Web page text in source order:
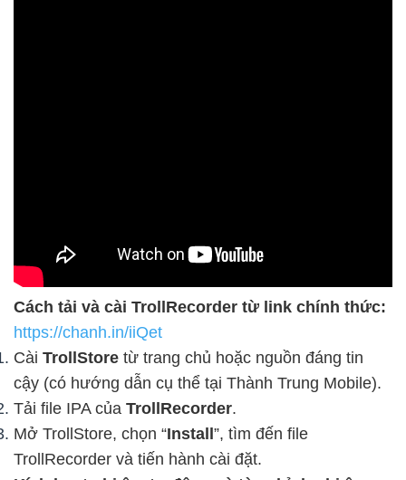
Cách tải và cài TrollRecorder từ link chính thức:
https://chanh.in/iiQet
Cài TrollStore từ trang chủ hoặc nguồn đáng tin
cậy (có hướng dẫn cụ thể tại Thành Trung Mobile).
Tải file IPA của TrollRecorder.
Mở TrollStore, chọn “Install ”, tìm đến file
TrollRecorder và tiến hành cài đặt.